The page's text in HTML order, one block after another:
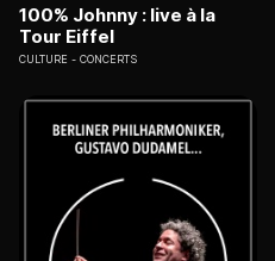
100% Johnny : live à la
Tour Eiffel
CULTURE CONCERTS